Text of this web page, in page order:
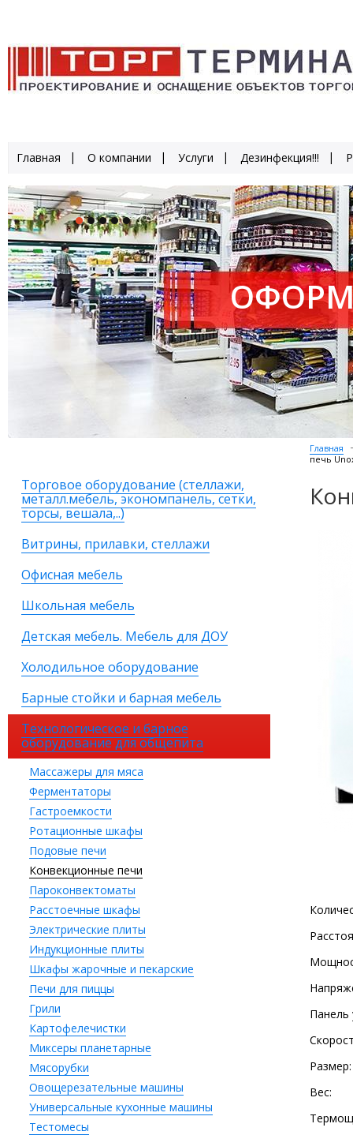
Главная О компании Услуги Дезинфекция!!!
Торговое оборудование (стеллажи,
металл.мебель, экономпанель, сетки,
торсы, вешала,..)
Витрины, прилавки, стеллажи
Офисная мебель
Школьная мебель
Детская мебель. Мебель для ДОУ
Холодильное оборудование
Барные стойки и барная мебель
Технологическое и барное
оборудование для общепита
Массажеры для мяса
Ферментаторы
Гастроемкости
Ротационные шкафы
Подовые печи
Конвекционные печи
Пароконвектоматы
Расстоечные шкафы
Электрические плиты
Индукционные плиты
Шкафы жарочные и пекарские
Печи для пиццы
Грили
Картофелечистки
Миксеры планетарные
Мясорубки
Овощерезательные машины
Универсальные кухонные машины
Тестомесы
Главная
печь
Панель
Размер:
Вес: